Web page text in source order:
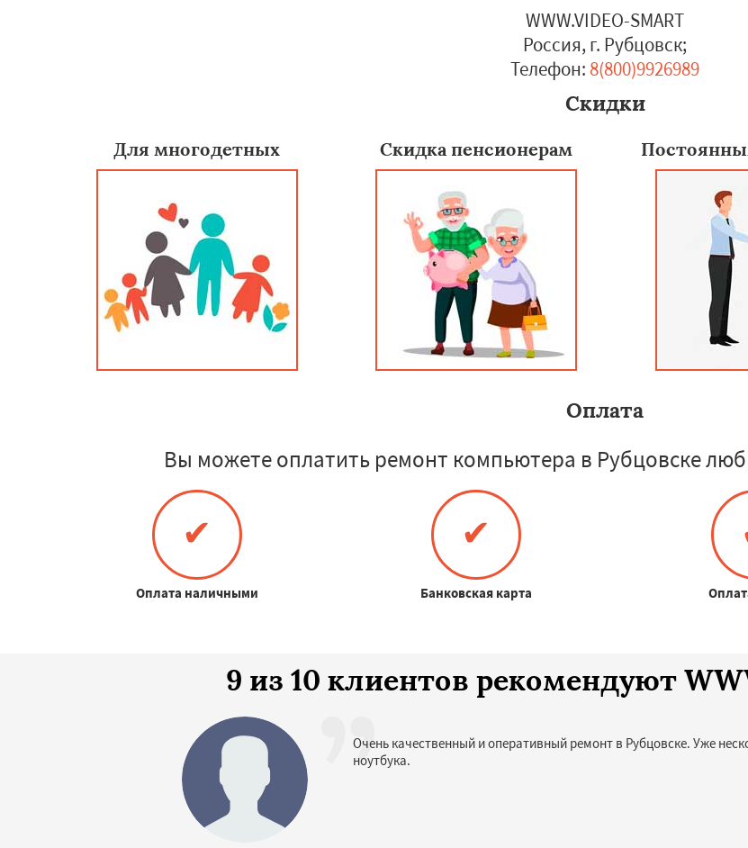
WWW.VIDEO-SMART
Россия, г. Рубцовск;
Телефон: 8(800)9926989
Скидки
Для многодетных Скидка пенсионерам
Оплата
Вы можете оплатить ремонт компьютера в Рубцовске
✔
Оплата наличными
✔
Банковская карта
9 из 10 клиентов рекомендуют
Очень качественный и оперативный ремонт в Рубцовске. Уже
ноутбука.